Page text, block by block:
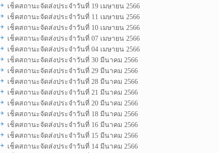
เช็คสถานะจัดส่งประจำวันที่ 19 เมษายน 2566
เช็คสถานะจัดส่งประจำวันที่ 11 เมษายน 2566
เช็คสถานะจัดส่งประจำวันที่ 10 เมษายน 2566
เช็คสถานะจัดส่งประจำวันที่ 07 เมษายน 2566
เช็คสถานะจัดส่งประจำวันที่ 04 เมษายน 2566
เช็คสถานะจัดส่งประจำวันที่ 30 มีนาคม 2566
เช็คสถานะจัดส่งประจำวันที่ 29 มีนาคม 2566
เช็คสถานะจัดส่งประจำวันที่ 28 มีนาคม 2566
เช็คสถานะจัดส่งประจำวันที่ 21 มีนาคม 2566
เช็คสถานะจัดส่งประจำวันที่ 20 มีนาคม 2566
เช็คสถานะจัดส่งประจำวันที่ 18 มีนาคม 2566
เช็คสถานะจัดส่งประจำวันที่ 16 มีนาคม 2566
เช็คสถานะจัดส่งประจำวันที่ 15 มีนาคม 2566
เช็คสถานะจัดส่งประจำวันที่ 14 มีนาคม 2566